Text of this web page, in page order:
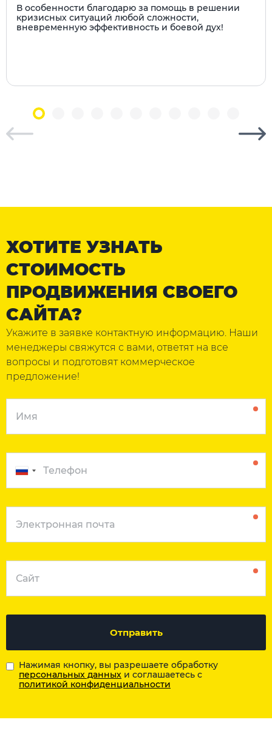
В особенности благодарю за помощь в решении
кризисных ситуаций любой сложности,
вневременную эффективность и боевой дух!
ХОТИТЕ УЗНАТЬ
СТОИМОСТЬ
ПРОДВИЖЕНИЯ СВОЕГО
САЙТА?
Укажите в заявке контактную информацию. Наши
менеджеры свяжутся с вами, ответят на все
вопросы и подготовят коммерческое
предложение!
Отправить
Нажимая кнопку, вы разрешаете обработку
персональных данных и соглашаетесь с
политикой конфиденциальности